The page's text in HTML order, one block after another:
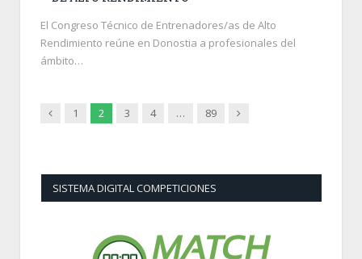
El Congreso Técnico de Entrenadores/as de Alto
Rendimiento reúne en Donostia a profesionales del
ámbito…
Previous
1 2 3 4 … 89 Next
SISTEMA DIGITAL COMPETICIONES